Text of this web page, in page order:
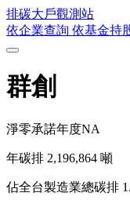
排碳大戶觀測站
依企業查詢 依基金持
群創
淨零承諾年度NA
年碳排 2,196,864 噸
佔全台製造業總碳排